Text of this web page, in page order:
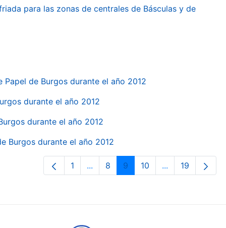
para las zonas de centrales de Básculas y de
de Burgos durante el año 2012
durante el año 2012
durante el año 2012
Burgos durante el año 2012
Orrialdea
1 ...Intermediate Pages Use TAB to
Orrialdea
8 Orrialdea
9 Orrialdea
10 ...Intermediate
Orrialdea
19